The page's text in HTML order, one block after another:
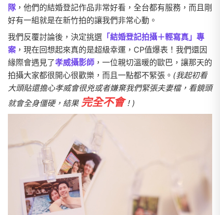
隊，他們的結婚登記作品非常好看，全台都有服務，而且剛
好有一組就是在新竹拍的讓我們非常心動。
我們反覆討論後，決定挑選 「結婚登記拍攝＋輕寫真」專
案 ，現在回想起來真的是超級幸運，CP值爆表！我們還因
緣際會遇見了孝威攝影師 ，一位親切溫暖的歐巴，讓那天的
拍攝大家都很開心很歡樂，而且一點都不緊張。 (我起初看
大頭貼還擔心孝威會很兇或者嫌棄我們緊張夫妻檔，看鏡頭
就會全身僵硬，結果 完全不會！)